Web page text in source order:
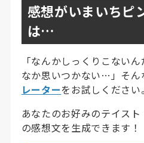
感想がいまいちピ
は…
「なんかしっくりこない
なか思いつかない…」そん
レーターをお試しください。
あなたのお好みのテイス
の感想文を生成できます！